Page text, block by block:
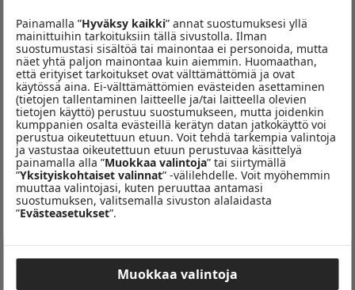
Minni Salminen
Minnin sydän sykkii megahertseissä ja radio vetää naista
magneetin lailla puoleensa. Lahtelainen ideatykki ja loputon
luovuuden kaivo onkin viettänyt jo yli 20 vuotta elämästään
radiostudiossa mm. Radio SuomiPOPilla, Groove FM:llä ja Metro
FM:llä. Matka jatkuu edelleen Radio Voiman kuuntelijoista huolta
pitäen. Minni toimii Voimalla niin aamuherättelijänä kuin myös
tuottajana radion arkea pyörittäen.
”MINNI TOIMII VOIMALLA NIIN
TUOTTAJANA RADION ARKEA PYÖRITTÄEN.”
Painamalla ”Hyväksy kaikki” annat suostumuksesi yllä
mainittuihin tarkoituksiin tällä sivustolla. Ilman
suostumustasi sisältöä tai mainontaa ei personoida, mutta
näet yhtä paljon mainontaa kuin aiemmin. Huomaathan,
että erityiset tarkoitukset ovat välttämättömiä ja ovat
käytössä aina. Ei-välttämättömien evästeiden asettaminen
(tietojen tallentaminen laitteelle ja/tai laitteella olevien
tietojen käyttö) perustuu suostumukseen, mutta joidenkin
kumppanien osalta evästeillä kerätyn datan jatkokäyttö voi
perustua oikeutettuun etuun. Voit tehdä tarkempia valintoja
ja vastustaa oikeutettuun etuun perustuvaa käsittelyä
painamalla alla ”Muokkaa valintoja” tai siirtymällä
”Yksityiskohtaiset valinnat” -välilehdelle. Voit myöhemmin
muuttaa valintojasi, kuten peruuttaa antamasi
suostumuksen, valitsemalla sivuston alalaidasta
”Evästeasetukset”.
Muokkaa valintoja